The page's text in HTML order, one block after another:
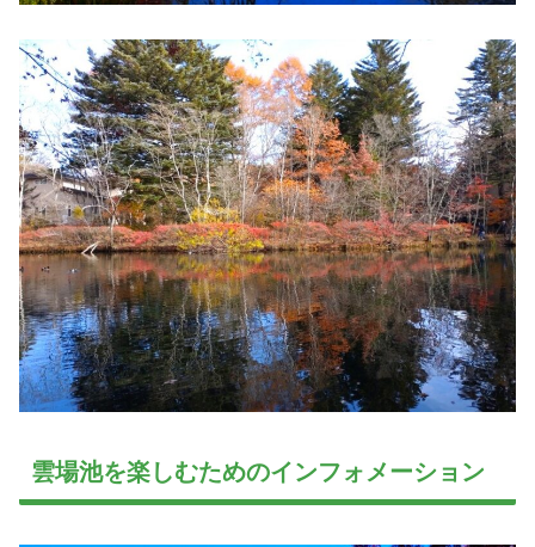
雲場池を楽しむためのインフォメーション